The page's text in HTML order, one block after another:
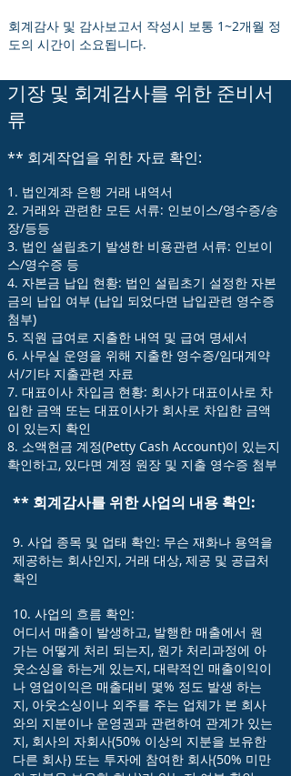
회계감사 및 감사보고서 작성시 보통 1~2개월 정
도의 시간이 소요됩니다.
기장 및 회계감사를 위한 준비서
류
** 회계작업을 위한 자료 확인:
1. 법인계좌 은행 거래 내역서
2. 거래와 관련한 모든 서류: 인보이스/영수증/송
장/등등
3. 법인 설립초기 발생한 비용관련 서류: 인보이
스/영수증 등
4. 자본금 납입 현황: 법인 설립초기 설정한 자본
금의 납입 여부 (납입 되었다면 납입관련 영수증
첨부)
5. 직원 급여로 지출한 내역 및 급여 명세서
6. 사무실 운영을 위해 지출한 영수증/임대계약
서/기타 지출관련 자료
7. 대표이사 차입금 현황: 회사가 대표이사로 차
입한 금액 또는 대표이사가 회사로 차입한 금액
이 있는지 확인
8. 소액현금 계정(Petty Cash Account)이 있는지
확인하고, 있다면 계정 원장 및 지출 영수증 첨부
** 회계감사를 위한 사업의 내용 확인:
9. 사업 종목 및 업태 확인: 무슨 재화나 용역을
제공하는 회사인지, 거래 대상, 제공 및 공급처
확인
10. 사업의 흐름 확인:
어디서 매출이 발생하고, 발행한 매출에서 원
가는 어떻게 처리 되는지, 원가 처리과정에 아
웃소싱을 하는게 있는지, 대략적인 매출이익이
나 영업이익은 매출대비 몇% 정도 발생 하는
지, 아웃소싱이나 외주를 주는 업체가 본 회사
와의 지분이나 운영권과 관련하여 관계가 있는
지, 회사의 자회사(50% 이상의 지분을 보유한
다른 회사) 또는 투자에 참여한 회사(50% 미만